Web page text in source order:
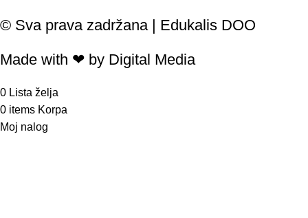
© Sva prava zadržana | Edukalis DOO
Made with ❤ by Digital Media
0 Lista želja
0 items Korpa
Moj nalog